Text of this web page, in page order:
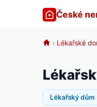
České
› Lékařské
Lékařský dům